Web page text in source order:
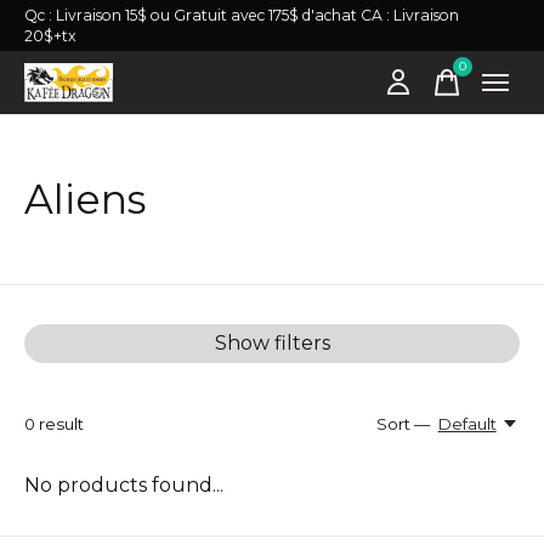
Qc : Livraison 15$ ou Gratuit avec 175$ d'achat CA : Livraison
20$+tx
0items
Aliens
Show filters
0 result Sort — Default
No products found...